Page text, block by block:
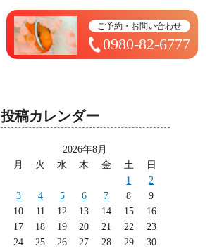
ご予約・お問い合わせ
0980-82-6777
トップページ ＞ 太造日記
投稿カレンダー
2026年8月
月
火 水 木 金 土
日
1
2
3
4 5 6 7 8
9
10
11 12 13 14 15
16
17
18 19 20 21 22
23
24
25 26 27 28 29
30